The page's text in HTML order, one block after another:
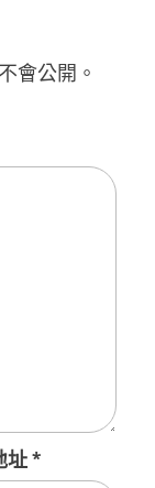
會公開。
址*